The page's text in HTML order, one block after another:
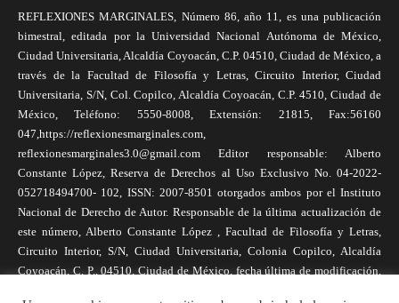
REFLEXIONES MARGINALES, Número 86, año 11, es una publicación
bimestral, editada por la Universidad Nacional Autónoma de México,
Ciudad Universitaria, Alcaldía Coyoacán, C.P. 04510, Ciudad de México, a
través de la Facultad de Filosofía y Letras, Circuito Interior, Ciudad
Universitaria, S/N, Col. Copilco, Alcaldía Coyoacán, C.P. 4510, Ciudad de
México, Teléfono: 5550-8008, Extensión: 21815, Fax:56160
047,https://reflexionesmarginales.com,
reflexionesmarginales3.0@gmail.com Editor responsable: Alberto
Constante López, Reserva de Derechos al Uso Exclusivo No. 04-2022-
052718494700- 102, ISSN: 2007-8501 otorgados ambos por el Instituto
Nacional de Derecho de Autor. Responsable de la última actualización de
este número, Alberto Constante López , Facultad de Filosofía y Letras,
Circuito Interior, S/N, Ciudad Universitaria, Colonia Copilco, Alcaldía
Coyoacán, C. P., 04510, Ciudad de México, fecha última de modificación,